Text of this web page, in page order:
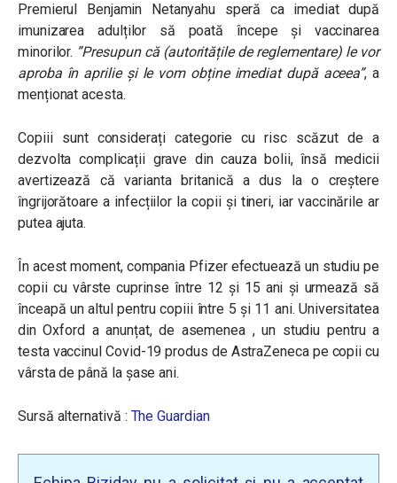
Premierul Benjamin Netanyahu speră ca imediat după
imunizarea adulților să poată începe și vaccinarea
minorilor. ”Presupun că (autoritățile de reglementare) le vor
aproba în aprilie și le vom obține imediat după aceea”, a
menționat acesta.
Copiii sunt considerați categorie cu risc scăzut de a
dezvolta complicații grave din cauza bolii, însă medicii
avertizează că varianta britanică a dus la o creștere
îngrijorătoare a infecțiilor la copii și tineri, iar vaccinările ar
putea ajuta.
În acest moment, compania Pfizer efectuează un studiu pe
copii cu vârste cuprinse între 12 și 15 ani și urmează să
înceapă un altul pentru copiii între 5 și 11 ani. Universitatea
din Oxford a anunțat, de asemenea , un studiu pentru a
testa vaccinul Covid-19 produs de AstraZeneca pe copii cu
vârsta de până la șase ani.
Sursă alternativă : The Guardian